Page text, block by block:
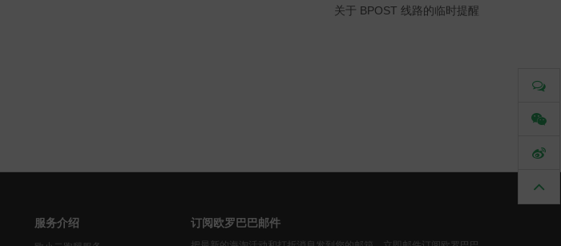
关于 BPOST 线路的临时提醒
服务介绍 订阅欧罗巴巴邮件